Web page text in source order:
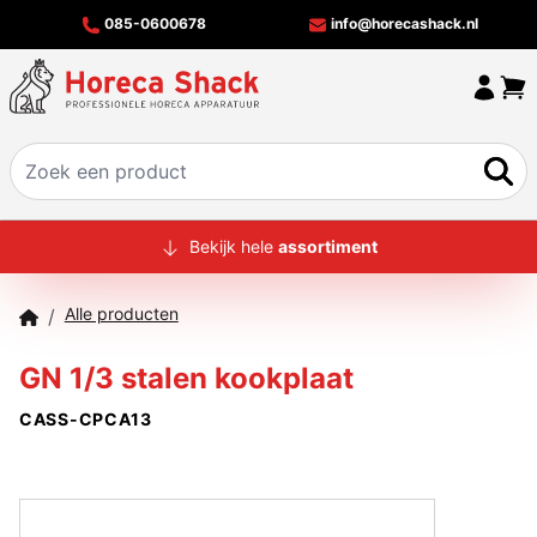
085-0600678 info@horecashack.nl
HOME
MERKEN
Bekijk hele assortiment
/ Alle producten
GN 1/3 stalen kookplaat
CASS-CPCA13